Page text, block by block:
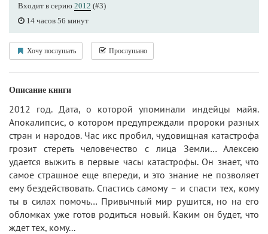
Входит в серию 2012 (#3)
14 часов 56 минут
Хочу послушать Прослушано
Описание книги
2012 год. Дата, о которой упоминали индейцы майя.
Апокалипсис, о котором предупреждали пророки разных
стран и народов. Час икс пробил, чудовищная катастрофа
грозит стереть человечество с лица Земли… Алексею
удается выжить в первые часы катастрофы. Он знает, что
самое страшное еще впереди, и это знание не позволяет
ему бездействовать. Спастись самому – и спасти тех, кому
ты в силах помочь… Привычный мир рушится, но на его
обломках уже готов родиться новый. Каким он будет, что
ждет тех, кому...